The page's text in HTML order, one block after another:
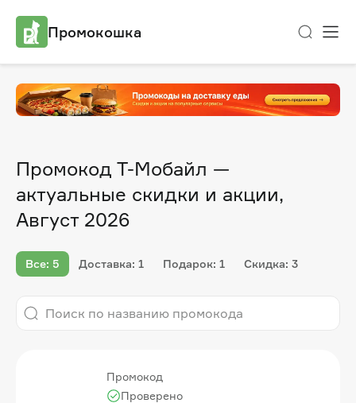
Промокошка
Промокод Т-Мобайл —
актуальные скидки и акции,
Август 2026
Все: 5 Доставка: 1 Подарок: 1 Скидка: 3
Промокод
Проверено